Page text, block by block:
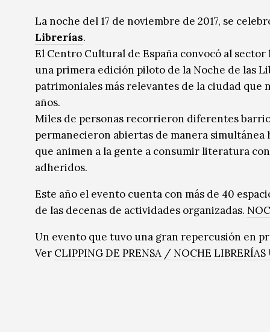
Música
Música
Sin categoríaSin categoría
La noche del 17 de noviembre de 2017, se
Librerías.
El Centro Cultural de España convocó al
una primera edición piloto de la Noche de las
patrimoniales más relevantes de la ciudad
años.
Miles de personas recorrieron diferentes
permanecieron abiertas de manera
que animen a la gente a consumir literatura
adheridos.
Este año el evento cuenta con más de 40
de las decenas de actividades organizadas.
Un evento que tuvo una gran repercusión en
Ver CLIPPING DE PRENSA / NOCHE LIBRERÍAS